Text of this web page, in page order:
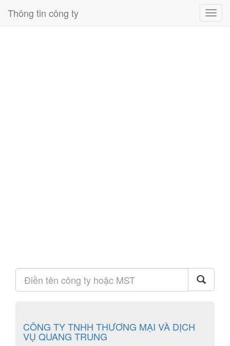
Thông tin công ty
CÔNG TY TNHH THƯƠNG MẠI VÀ DỊCH
VỤ QUANG TRUNG